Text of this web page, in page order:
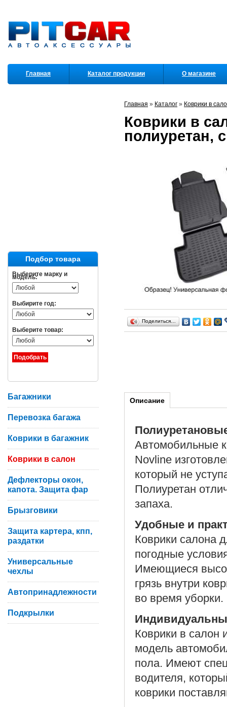
Главная » Каталог » Коврики в
Коврики в
полиуретан,
Поделиться…
Описание
Автомобильные
Novline
который не
Полиуретан
запаха.
Удобные и
Коврики салона
погодные
Имеющиеся
грязь внутри
во время уборки.
Коврики в салон
модель
пола. Имеют
водителя,
коврики
Главная Каталог продукции О магазине
Подбор товара
Выберите марку и
модель:
Выбирите год:
Выберите товар:
Багажники
Перевозка багажа
Коврики в багажник
Коврики в салон
Дефлекторы окон,
капота. Защита фар
Брызговики
Защита картера, кпп,
раздатки
Универсальные
чехлы
Автопринадлежности
Подкрылки